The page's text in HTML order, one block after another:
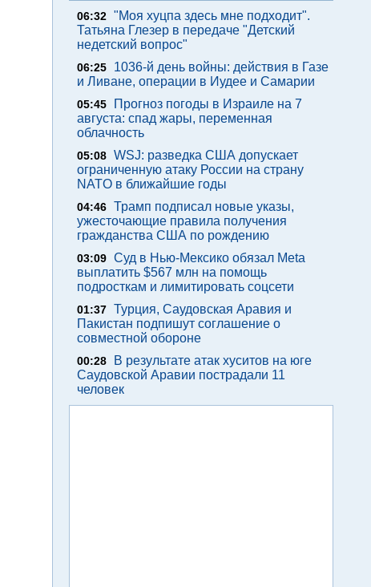
06:32 "Моя хуцпа здесь мне подходит".
Татьяна Глезер в передаче "Детский
недетский вопрос"
06:25
1036-й день войны: действия в Газе
и Ливане, операции в Иудее и Самарии
05:45
Прогноз погоды в Израиле на 7
августа: спад жары, переменная
облачность
05:08 WSJ: разведка США допускает
ограниченную атаку России на страну
NATO в ближайшие годы
04:46 Трамп подписал новые указы,
ужесточающие правила получения
гражданства США по рождению
03:09 Суд в Нью-Мексико обязал Meta
выплатить $567 млн на помощь
подросткам и лимитировать соцсети
01:37 Турция, Саудовская Аравия и
Пакистан подпишут соглашение о
совместной обороне
00:28
В результате атак хуситов на юге
Саудовской Аравии пострадали 11
человек